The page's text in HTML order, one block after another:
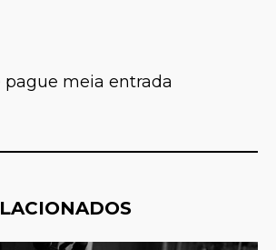
pague meia entrada